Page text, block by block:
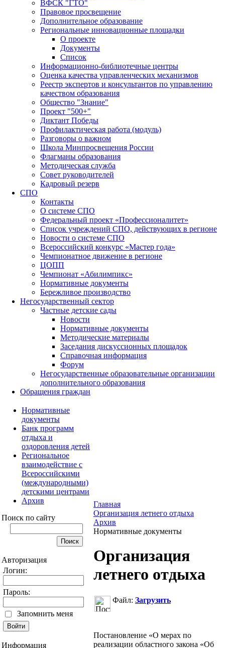
ВФСК "ГТО"
Правовое просвещение
Дополнительное образование
Региональные инновационные площадки
О проекте
Документы
Список
Информационно-библиотечные центры
Оценка качества управленческих механизмов
Реестр экспертов и консультантов по управлению
качеством образования
Общество "Знание"
Проект "500+"
Диктант Победы
Профилактическая работа (модуль)
Разговоры о важном
Школа Минпросвещения России
Флагманы образования
Методическая служба
Совет руководителей
Кадровый резерв
СПО
Контакты
О системе СПО
Федеральный проект «Профессионалитет»
Список учреждений СПО, действующих в регионе
Новости о системе СПО
Всероссийский конкурс «Мастер года»
Чемпионатное движение в регионе
ЦОПП
Чемпионат «Абилимпикс»
Нормативные документы
Бережливое производство
Негосударственный сектор
Частные детские сады
Новости
Нормативные документы
Методические материалы
Заседания дискуссионных площадок
Справочная информация
Форум
Негосударственные образовательные организации
дополнительного образования
Обращения граждан
Нормативные
документы
Банк программ
отдыха и
оздоровления детей
Региональное
взаимодействие с
Всероссийскими
(международными)
детскими центрами
Архив
Поиск по сайту
Авторизация
Логин:
Пароль:
Запомнить меня
Информация
Главная
Организация летнего отдыха
Архив
Нормативные документы
Организация
летнего отдыха
Файл: Загрузить
Постановление «О мерах по
реализации областного закона «Об